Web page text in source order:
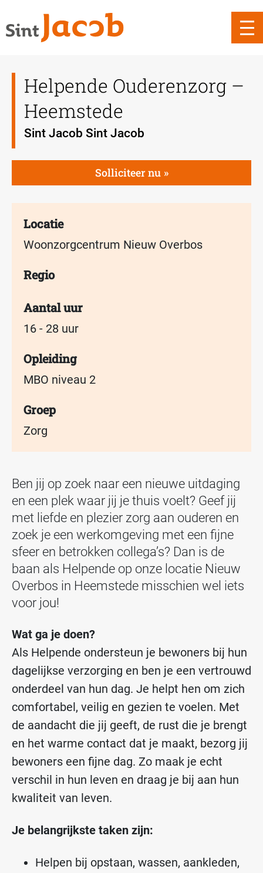
Helpende Ouderenzorg –
Heemstede
Sint Jacob Sint Jacob
Solliciteer nu
Locatie
Woonzorgcentrum Nieuw Overbos
Regio
Aantal uur
16 - 28 uur
Opleiding
MBO niveau 2
Groep
Zorg
Ben jij op zoek naar een nieuwe uitdaging
en een plek waar jij je thuis voelt? Geef jij
met liefde en plezier zorg aan ouderen en
zoek je een werkomgeving met een fijne
sfeer en betrokken collega’s? Dan is de
baan als Helpende op onze locatie Nieuw
Overbos in Heemstede misschien wel iets
voor jou!
Wat ga je doen?
Als Helpende ondersteun je bewoners bij hun
dagelijkse verzorging en ben je een vertrouwd
onderdeel van hun dag. Je helpt hen om zich
comfortabel, veilig en gezien te voelen. Met
de aandacht die jij geeft, de rust die je brengt
en het warme contact dat je maakt, bezorg jij
bewoners een fijne dag. Zo maak je echt
verschil in hun leven en draag je bij aan hun
kwaliteit van leven.
Je belangrijkste taken zijn:
Helpen bij opstaan, wassen, aankleden,